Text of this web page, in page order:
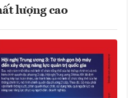
lượng cao